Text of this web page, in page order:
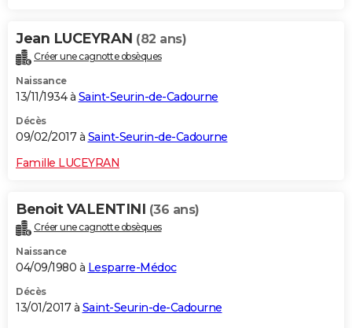
Jean LUCEYRAN (82 ans)
Créer une cagnotte obsèques
Naissance
13/11/1934 à Saint-Seurin-de-Cadourne
Décès
09/02/2017 à Saint-Seurin-de-Cadourne
Famille LUCEYRAN
Benoit VALENTINI (36 ans)
Créer une cagnotte obsèques
Naissance
04/09/1980 à Lesparre-Médoc
Décès
13/01/2017 à Saint-Seurin-de-Cadourne